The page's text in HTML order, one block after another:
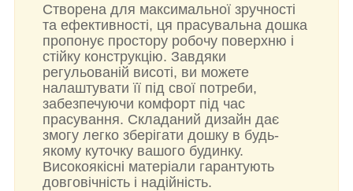
Створена для максимальної зручності
та ефективності, ця прасувальна дошка
пропонує простору робочу поверхню і
стійку конструкцію. Завдяки
регульованій висоті, ви можете
налаштувати її під свої потреби,
забезпечуючи комфорт під час
прасування. Складаний дизайн дає
змогу легко зберігати дошку в будь-
якому куточку вашого будинку.
Високоякісні матеріали гарантують
довговічність і надійність.